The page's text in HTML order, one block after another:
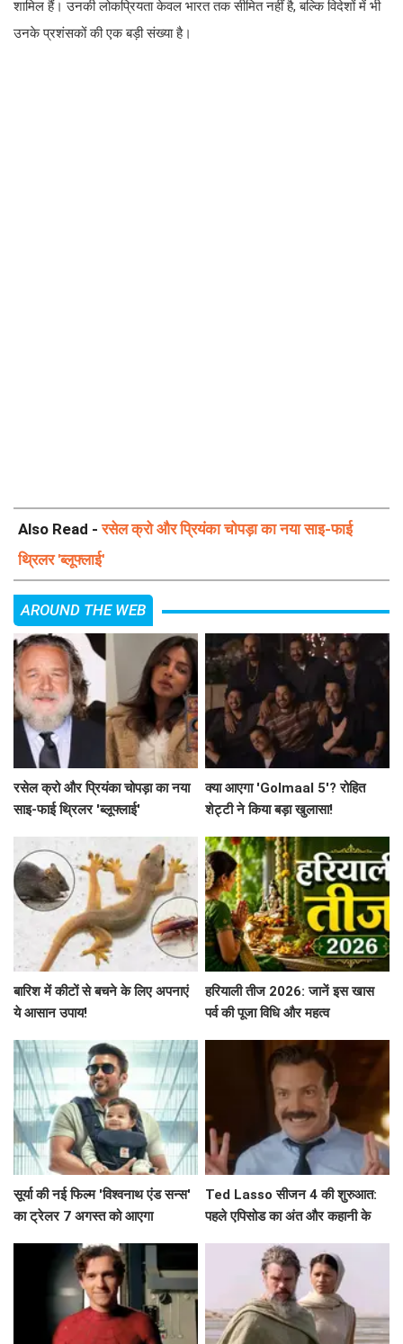
शामिल हैं। उनकी लोकप्रियता केवल भारत तक सीमित नहीं है, बल्कि विदेशों में भी
उनके प्रशंसकों की एक बड़ी संख्या है।
Also Read -रसेल क्रो और प्रियंका चोपड़ा का नया साइ-फाई
थ्रिलर 'ब्लूफ्लाई'
AROUND THE WEB
रसेल क्रो और प्रियंका चोपड़ा का नया
साइ-फाई थ्रिलर 'ब्लूफ्लाई'
क्या आएगा 'Golmaal 5'? रोहित
शेट्टी ने किया बड़ा खुलासा!
बारिश में कीटों से बचने के लिए अपनाएं
ये आसान उपाय!
हरियाली तीज 2026: जानें इस खास
पर्व की पूजा विधि और महत्व
सूर्या की नई फिल्म 'विश्वनाथ एंड सन्स'
का ट्रेलर 7 अगस्त को आएगा
Ted Lasso सीजन 4 की शुरुआत:
पहले एपिसोड का अंत और कहानी के